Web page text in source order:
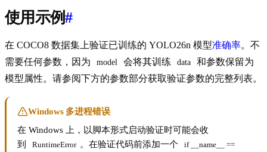
使用示例#
在 COCO8 数据集上验证已训练的 YOLO26n 模型准确率。不
需要任何参数，因为
model 会将其训练 data
和参数保留为
模型属性。请参阅下方的参数部分获取验证参数的完整列表。
Windows 多进程错误
在 Windows 上，以脚本形式启动验证时可能会收
到
RuntimeError 。在验证代码前添加一个
if __name__ ==